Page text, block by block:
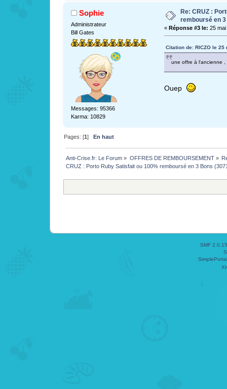
Sophie
Administrateur
Bill Gates
Messages: 95366
Karma: 10829
Re: CRUZ :
remboursé en
« Réponse #3 le: 25
Citation de: RICZO le 25
une offre à l'ancienne ,
Ouep
Pages: [1]En haut
Anti-Crise.fr: Le Forum » OFFRES DE REMBOURSEMENT»
CRUZ : Porto Ruby Satisfait ou 100% remboursé en 3 Bons
SMF 2.0.15